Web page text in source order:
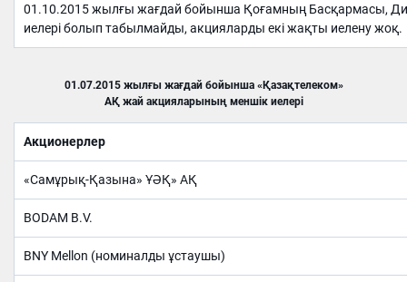
01.10.2015 жылғы жағдай бойынша Қоғамның Басқармасы,
иелері болып табылмайды, акцияларды екі жақты иелену жоқ.
01.07.2015 жылғы жағдай бойынша «Қазақтелеком»
АҚ жай акцияларының меншік иелері
Акционерлер
«Самұрық-Қазына» ҰӘҚ» АҚ
BODAM B.V.
BNY Mellon (номиналды ұстаушы)